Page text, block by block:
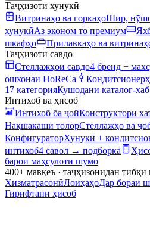
Таҷҳизоти хунукӣ
Витринаҳо ва горкаҳоШир,
хунукӣАз эконом то премиум
шкафҳо
Прилавкаҳо ва
Таҷҳизоти савдо
Стеллажҳои савдо4 бренд +
ошхонаи HoReCa
17 категорияКушодани каталог-хаб
Интихоб ва ҳисоб
Интихоб ба ҷойКонструктори
Нақшакаши толорСтеллажҳо ва
КонфигураторХунукӣ +
интихоб4 савол → подборка
барои маҳсулоти шумо
400+ мавқеъ · таҷҳизонидан тибқи
ХизматрасонӣЛоиҳаҳоДар бораи
Гирифтани ҳисоб